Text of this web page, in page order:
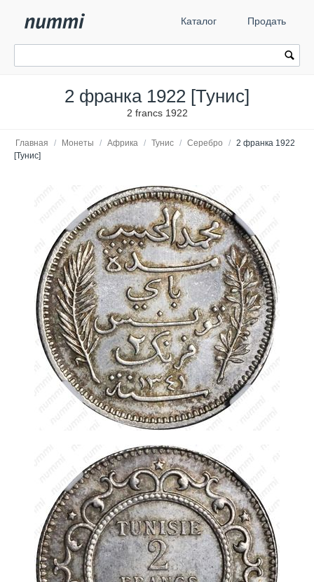
Каталог Продать
2 франка 1922 [Тунис]
2 francs 1922
Главная / Монеты / Африка / Тунис / Серебро / 2 франка 1922
[Тунис]